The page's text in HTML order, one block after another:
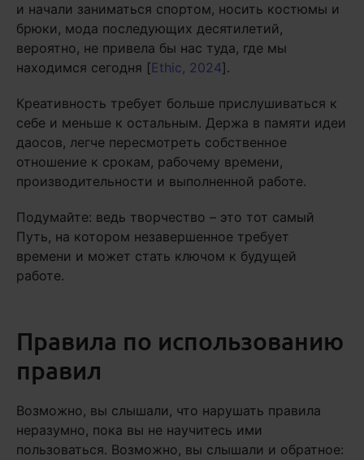
и начали заниматься спортом, носить костюмы и
брюки, мода последующих десятилетий,
вероятно, не привела бы нас туда, где мы
находимся сегодня [Ethic, 2024].
Креативность требует больше прислушиваться к
себе и меньше к остальным. Держа в памяти идеи
даосов, легче пересмотреть собственное
отношение к срокам, рабочему времени,
производительности и выполненной работе.
Подумайте: ведь творчество – это тот самый
Путь, на котором незавершенное требует
времени и может стать ключом к будущей
работе.
Правила по использованию
правил
Возможно, вы слышали, что нарушать правила
неразумно, пока вы не научитесь ими
пользоваться. Возможно, вы слышали и обратное: